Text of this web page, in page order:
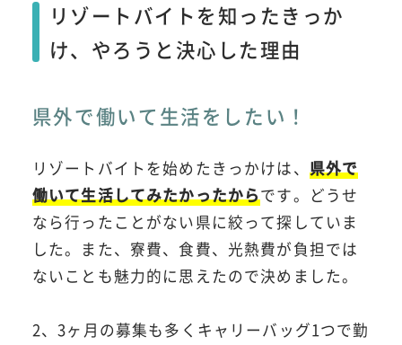
リゾートバイトを知ったきっか
け、やろうと決心した理由
県外で働いて生活をしたい！
リゾートバイトを始めたきっかけは、 県外で
働いて生活してみたかったからです。どうせ
なら行ったことがない県に絞って探していま
した。また、寮費、食費、光熱費が負担では
ないことも魅力的に思えたので決めました。
2、3ヶ月の募集も多くキャリーバッグ1つで勤